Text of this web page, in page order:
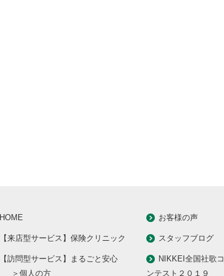
HOME
【来店型サービス】保険クリニック
【訪問型サービス】まるごと安心
＞個人の方
お客様の声
スタッフブログ
NIKKEI全国社歌コ
ンテスト２０１９